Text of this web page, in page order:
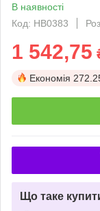
В наявності
Код: HB0383
1 542,75
Економія
Що таке